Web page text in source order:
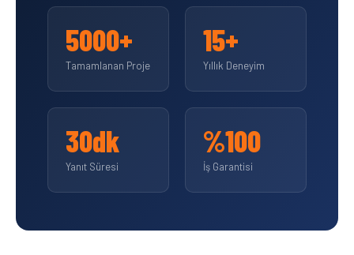
5000+
Tamamlanan Proje
15+
Yıllık Deneyim
30dk
Yanıt Süresi
%100
İş Garantisi